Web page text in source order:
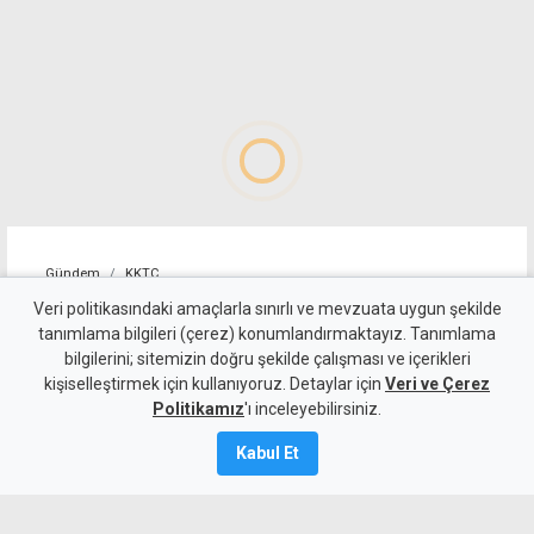
Gündem KKTC
Ersin Tatar'a ikinci stent
başarıyla takıldı
10 Ağustos 2026
Veri politikasındaki amaçlarla sınırlı ve mevzuata uygun şekilde
tanımlama bilgileri (çerez) konumlandırmaktayız. Tanımlama
bilgilerini; sitemizin doğru şekilde çalışması ve içerikleri
kişiselleştirmek için kullanıyoruz. Detaylar için Veri ve Çerez
Politikamız'ı inceleyebilirsiniz.
Kabul Et